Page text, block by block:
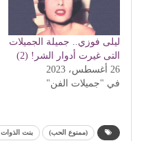
ليلى فوزي.. جميلة الجميلات
التى غيرت أدوار الشر! (2)
26 أغسطس، 2023
في "جميلات الفن"
(ممنوع الحب) بنت الذوات